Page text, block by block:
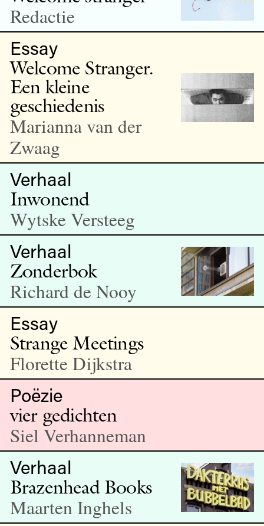
Redactie
Essay
Welcome Stranger.
Een kleine
geschiedenis
Marianna van der
Zwaag
Verhaal
Inwonend
Wytske Versteeg
Verhaal
Zonderbok
Richard de Nooy
Essay
Strange Meetings
Florette Dijkstra
Poëzie
vier gedichten
Siel Verhanneman
Verhaal
Brazenhead Books
Maarten Inghels